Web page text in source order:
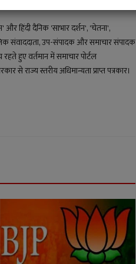
और हिंदी दैनिक 'साभार दर्शन', 'चेतना',
संवाददाता, उप-संपादक और समाचार संपादक
हुए वर्तमान में समाचार पोर्टल
राज्य स्तरीय अधिमान्यता प्राप्त पत्रकार।